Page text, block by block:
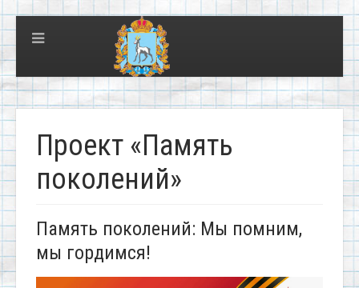
Проект «Память
поколений»
Память поколений: Мы помним,
мы гордимся!